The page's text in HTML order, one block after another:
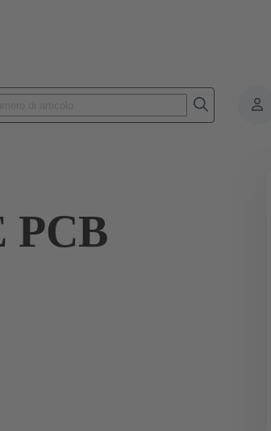
Accessori
PCB